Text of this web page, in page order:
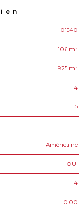
01540
106 m²
925 m²
4
5
1
Américaine
OUI
4
0.00